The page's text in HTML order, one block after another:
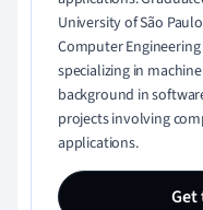
University of São
Computer
specializing in
background in
projects involving
applications.
Get